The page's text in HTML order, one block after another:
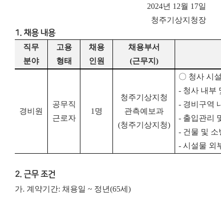
2024년 12월 17일
청주기상지청장
1. 채용 내용
직무
분야
고용
형태
채용
인원
채용부서
(근무지 )
경비원
공무직
근로자
1 명
청주기상지청
관측예보과
(청주기상지청)
〇 청사 시
- 청사 내부
- 경비구역
- 출입관리
- 건물 및
- 시설물 외
2. 근무 조건
가. 계약기간: 채용일 ~ 정년(65세)